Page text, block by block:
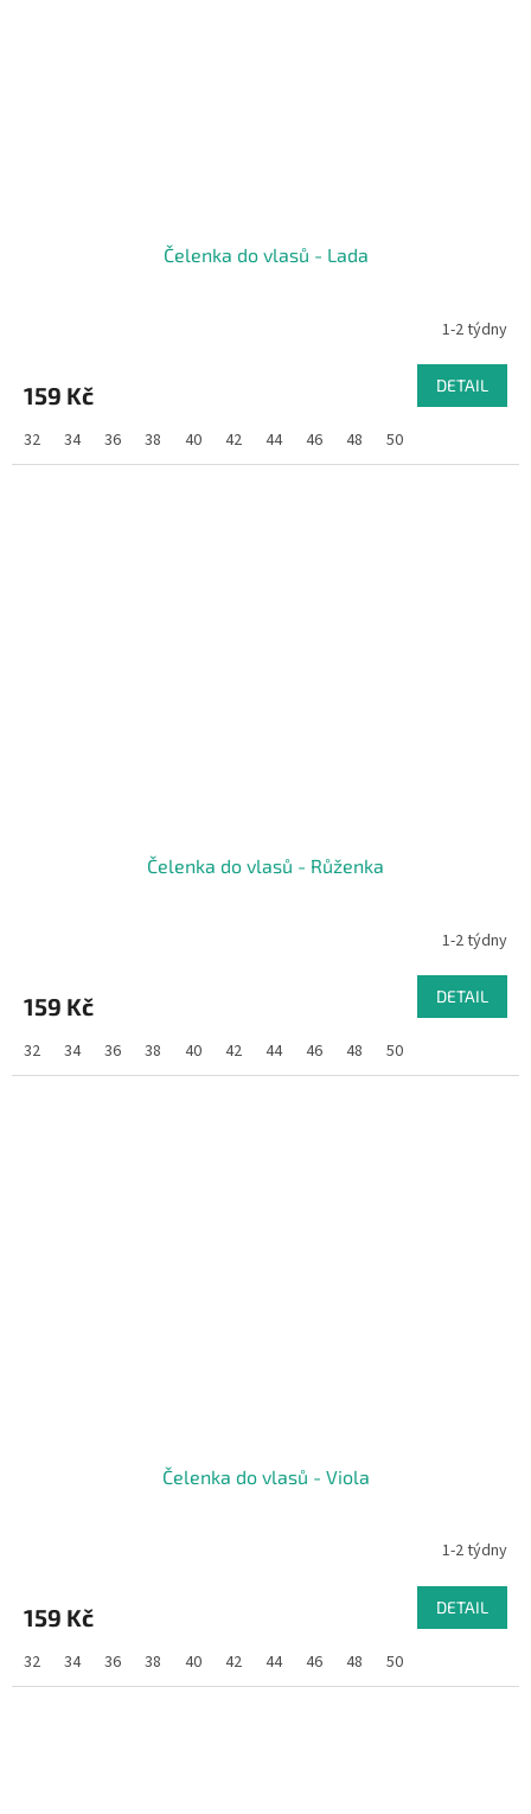
Čelenka do vlasů - Lada
1-2 týdny
159 Kč DETAIL
32 34 36 38 40 42 44 46 48 50
Čelenka do vlasů - Růženka
1-2 týdny
159 Kč DETAIL
32 34 36 38 40 42 44 46 48 50
Čelenka do vlasů - Viola
1-2 týdny
159 Kč DETAIL
32 34 36 38 40 42 44 46 48 50